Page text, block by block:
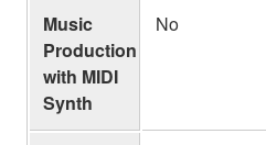
Music
Production
with MIDI
Synth
No